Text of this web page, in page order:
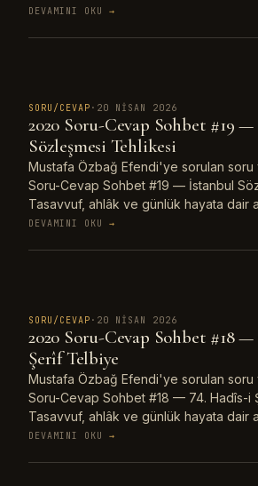
DEVAMINI OKU →
SORU/CEVAP · 20 NISAN 2026
2020 Soru-Cevap Sohbet #19
Sözleşmesi Tehlikesi
Mustafa Özbağ Efendi'ye sorulan soru
Soru-Cevap Sohbet #19 — İstanbul
Tasavvuf, ahlâk ve günlük hayata dair
DEVAMINI OKU →
SORU/CEVAP · 20 NISAN 2026
2020 Soru-Cevap Sohbet #18
Şerîf Telbiye
Mustafa Özbağ Efendi'ye sorulan soru
Soru-Cevap Sohbet #18 — 74. Hadîs-i
Tasavvuf, ahlâk ve günlük hayata dair
DEVAMINI OKU →